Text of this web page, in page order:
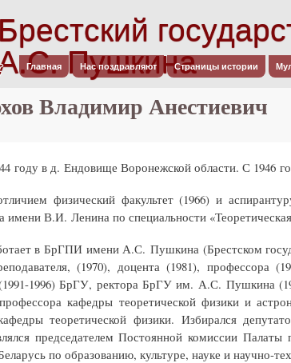
Брестский
Пушкина
Главная Нас поздравляют Страницы истории
Владимир Анестиевич
году в д. Ендовище Воронежской области. С 1946
физический факультет (1966) и
имени В.И. Ленина по специальности
в БрГПИ имени А.С. Пушкина (Брестском
(1970), доцента (1981), профессора
1996) БрГУ, ректора БрГУ им. А.С. Пушкина
кафедры теоретической физики и
теоретической физики. Избирался
председателем Постоянной комиссии Палаты
по образованию, культуре, науке и научно-